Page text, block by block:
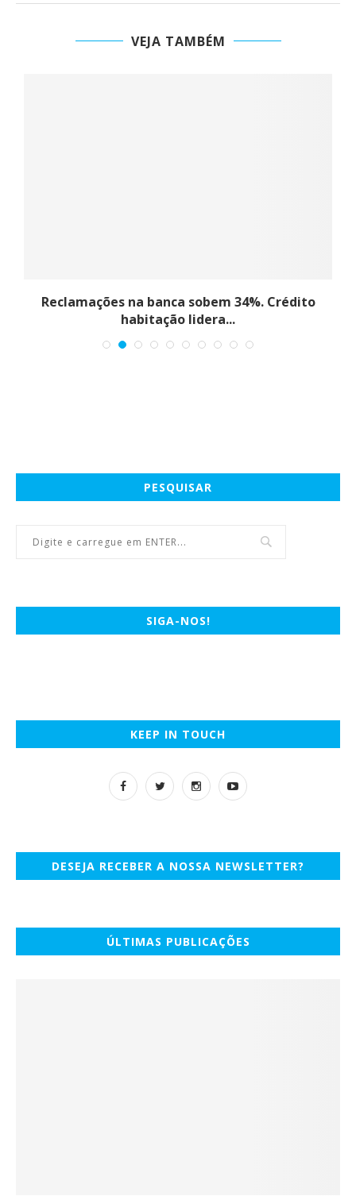
VEJA TAMBÉM
Reclamações na banca sobem 34%. Crédito
habitação lidera...
PESQUISAR
SIGA-NOS!
KEEP IN TOUCH
DESEJA RECEBER A NOSSA NEWSLETTER?
ÚLTIMAS PUBLICAÇÕES